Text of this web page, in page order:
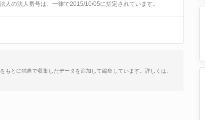
の法人番号は、一律で2015/10/05に指定されています。
をもとに独自で収集したデータを追加して編集しています。詳しくは、